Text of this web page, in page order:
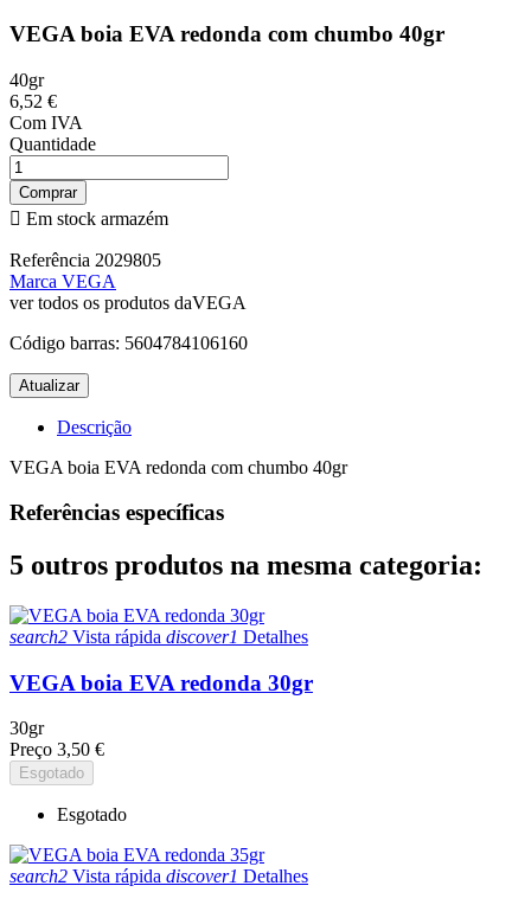
VEGA boia EVA redonda com chumbo 40gr
40gr
6,52 €
Com IVA
Quantidade
Comprar
 Em stock armazém
Referência 2029805
Marca VEGA
ver todos os produtos daVEGA
Código barras: 5604784106160
Descrição
VEGA boia EVA redonda com chumbo 40gr
Referências específicas
5 outros produtos na mesma categoria:
search2 Vista rápida discover1 Detalhes
VEGA boia EVA redonda 30gr
30gr
Preço 3,50 €
Esgotado
Esgotado
search2 Vista rápida discover1 Detalhes